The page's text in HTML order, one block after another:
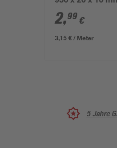
2,99 €
3,15 € / Meter
5 Jahre